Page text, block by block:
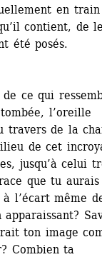
en
contient, de
été posés.
ce qui
l’oreille
travers de la
de cet
jusqu’à celui
que tu aurais
l’écart même
ton image
Combien ta